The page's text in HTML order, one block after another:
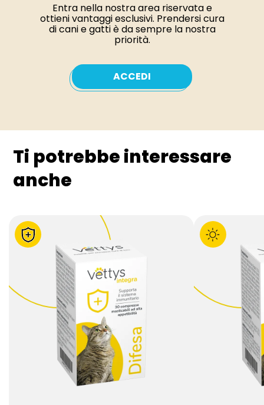
Entra nella nostra area riservata e
ottieni vantaggi esclusivi. Prendersi cura
di cani e gatti è da sempre la nostra
priorità.
ACCEDI
Ti potrebbe interessare
anche